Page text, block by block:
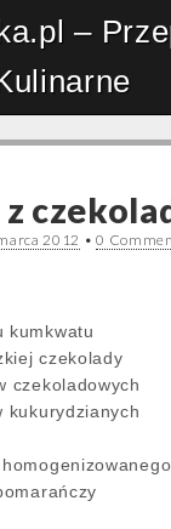
–
2012 •0
kumkwatu
czekolady
czekoladowych
kukurydzianych